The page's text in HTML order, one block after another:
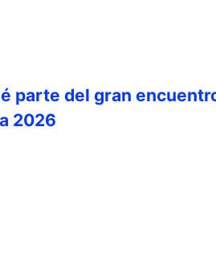
parte del gran
2026